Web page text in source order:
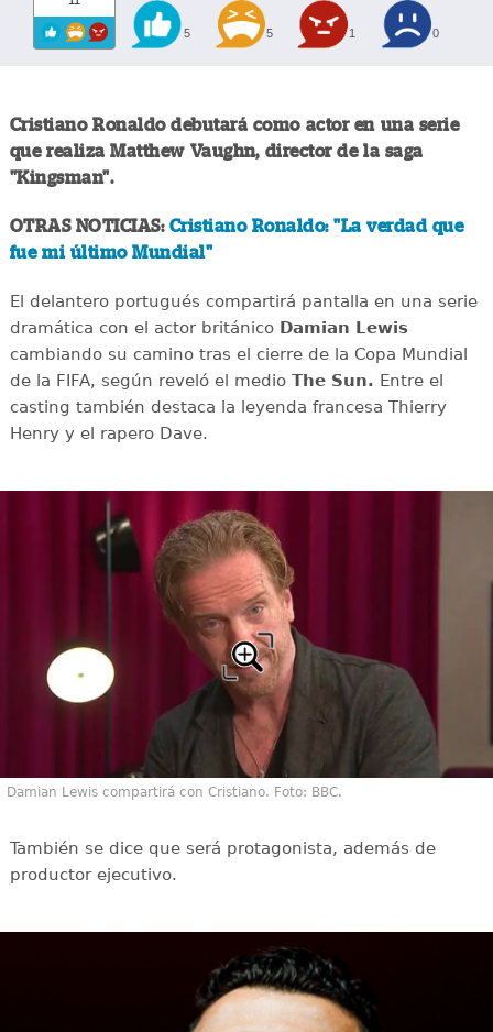
5 5 1 0
Cristiano Ronaldo debutará como actor en una serie
que realiza Matthew Vaughn, director de la saga
"Kingsman".
OTRAS NOTICIAS: Cristiano Ronaldo: "La verdad que
fue mi último Mundial"
El delantero portugués compartirá pantalla en una serie
dramática con el actor británico Damian Lewis
cambiando su camino tras el cierre de la Copa Mundial
de la FIFA, según reveló el medioThe Sun. Entre el
casting también destaca la leyenda francesa Thierry
Henry y el rapero Dave.
Damian Lewis compartirá con Cristiano. Foto: BBC.
También se dice que será protagonista, además de
productor ejecutivo.